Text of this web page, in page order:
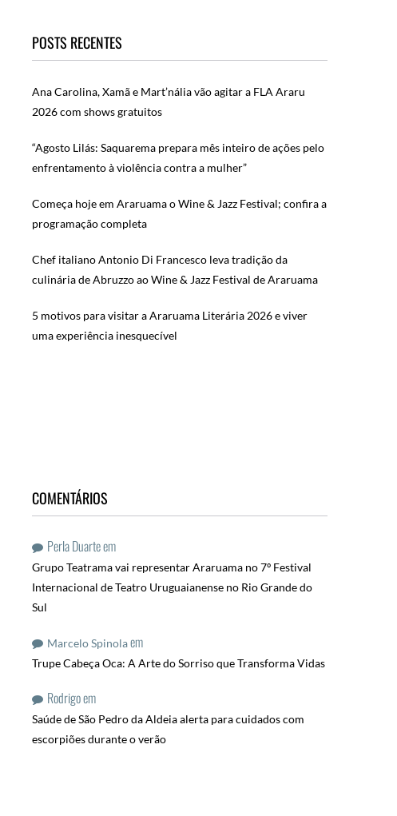
POSTS RECENTES
Ana Carolina, Xamã e Mart’nália vão agitar a FLA Araru
2026 com shows gratuitos
“Agosto Lilás: Saquarema prepara mês inteiro de ações pelo
enfrentamento à violência contra a mulher”
Começa hoje em Araruama o Wine & Jazz Festival; confira a
programação completa
Chef italiano Antonio Di Francesco leva tradição da
culinária de Abruzzo ao Wine & Jazz Festival de Araruama
5 motivos para visitar a Araruama Literária 2026 e viver
uma experiência inesquecível
COMENTÁRIOS
Perla Duarteem
Grupo Teatrama vai representar Araruama no 7º Festival
Internacional de Teatro Uruguaianense no Rio Grande do
Sul
Marcelo Spinolaem
Trupe Cabeça Oca: A Arte do Sorriso que Transforma Vidas
Rodrigoem
Saúde de São Pedro da Aldeia alerta para cuidados com
escorpiões durante o verão